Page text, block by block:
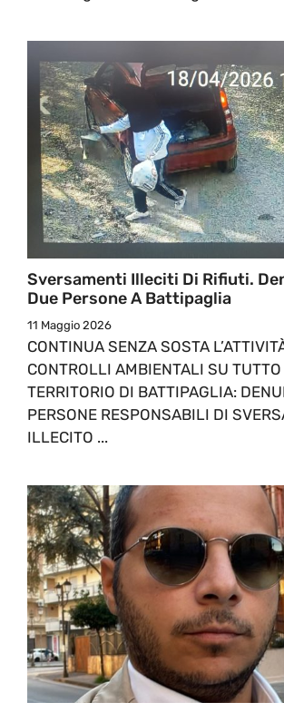
Sversamenti Illeciti Di Rifiuti.
Due Persone A Battipaglia
11 Maggio 2026
CONTINUA SENZA SOSTA
CONTROLLI AMBIENTALI SU
TERRITORIO DI BATTIPAGLIA:
PERSONE RESPONSABILI DI
ILLECITO ...